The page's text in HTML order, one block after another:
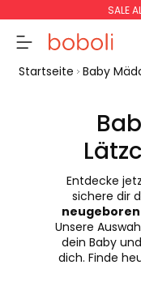
SALE
Zwischensumme
Gesamtbetrag
weiter
Startseite Baby
Entdecke
sichere dir
Unsere
dein Baby
dich. Finde